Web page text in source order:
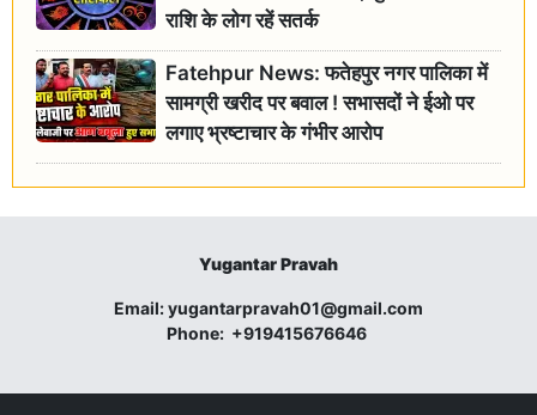
राशि के लोग रहें सतर्क
Fatehpur News: फतेहपुर नगर पालिका में
सामग्री खरीद पर बवाल ! सभासदों ने ईओ पर
लगाए भ्रष्टाचार के गंभीर आरोप
Yugantar Pravah
Email:yugantarpravah01@gmail.com
Phone: +919415676646